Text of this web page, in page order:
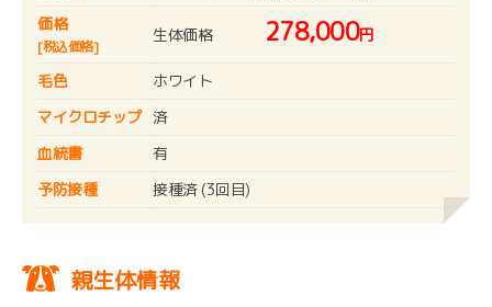
価格
[税込価格]
生体価格 278,000円
毛色
ホワイト
マイクロチップ 済
血統書
有
予防接種
接種済 (3回目)
親生体情報